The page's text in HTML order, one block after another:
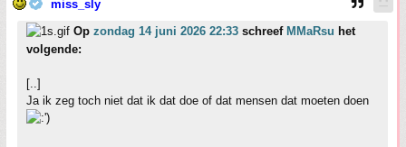
miss_sly
Op zondag 14 juni 2026 22:33 schreef MMaRsu het
volgende:
[..]
Ja ik zeg toch niet dat ik dat doe of dat mensen dat moeten doen